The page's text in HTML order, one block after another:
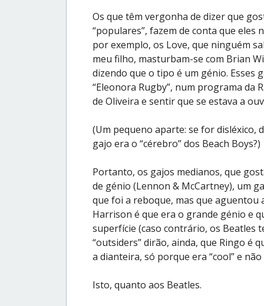
Os que têm vergonha de dizer que
“populares”, fazem de conta que
por exemplo, os Love, que ninguém
meu filho, masturbam-se com Brian
dizendo que o tipo é um génio. Esses
“Eleonora Rugby”, num programa da
de Oliveira e sentir que se estava a
(Um pequeno aparte: se for disléxico,
gajo era o “cérebro” dos Beach Boys?)
Portanto, os gajos medianos, que
de génio (Lennon & McCartney), um
que foi a reboque, mas que aguentou
Harrison é que era o grande génio e
superfície (caso contrário, os Beatles
“outsiders” dirão, ainda, que Ringo é
a dianteira, só porque era “cool” e
Isto, quanto aos Beatles.